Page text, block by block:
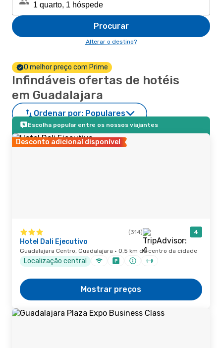
Procurar
Alterar o destino?
O melhor preço com Prime
Infindáveis ofertas de hotéis
em Guadalajara
Ordenar por: Populares
Escolha popular entre os nossos viajantes
Desconto adicional disponível
(314) 4
Hotel Dali Ejecutivo
Guadalajara Centro, Guadalajara · 0,5 km de centro da cidade
Localização central
Mostrar preços